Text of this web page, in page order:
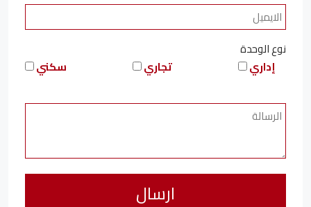
نوع الوحدة
سكني
تجاري إداري